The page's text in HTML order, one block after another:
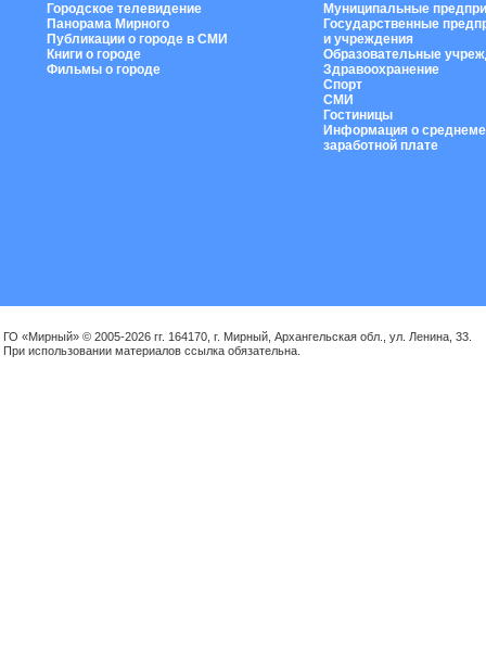
Городское телевидение
Панорама Мирного
Публикации о городе в СМИ
Книги о городе
Фильмы о городе
Муниципальные
Государственные
и учреждения
Образовательные
Здравоохранение
Спорт
СМИ
Гостиницы
Информация о
заработной плате
ГО «Мирный» © 2005-2026 гг. 164170, г. Мирный, Архангельская обл., ул. Ленина, 33.
При использовании материалов ссылка обязательна.